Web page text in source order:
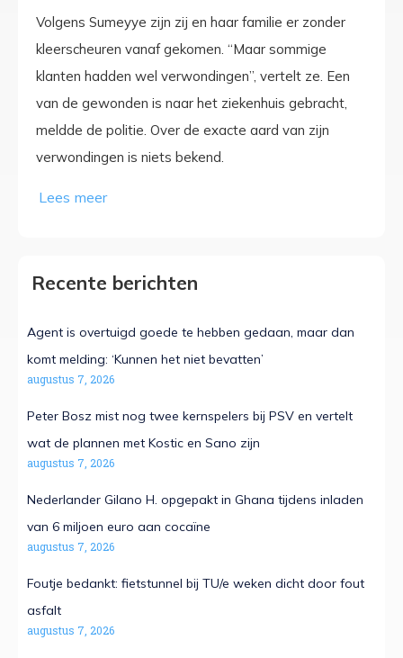
Volgens Sumeyye zijn zij en haar familie er zonder
kleerscheuren vanaf gekomen. “Maar sommige
klanten hadden wel verwondingen”, vertelt ze. Een
van de gewonden is naar het ziekenhuis gebracht,
meldde de politie. Over de exacte aard van zijn
verwondingen is niets bekend.
Recente berichten
Agent is overtuigd goede te hebben gedaan, maar dan
komt melding: ‘Kunnen het niet bevatten’
augustus 7, 2026
Peter Bosz mist nog twee kernspelers bij PSV en vertelt
wat de plannen met Kostic en Sano zijn
augustus 7, 2026
Nederlander Gilano H. opgepakt in Ghana tijdens inladen
van 6 miljoen euro aan cocaïne
augustus 7, 2026
Foutje bedankt: fietstunnel bij TU/e weken dicht door fout
asfalt
augustus 7, 2026